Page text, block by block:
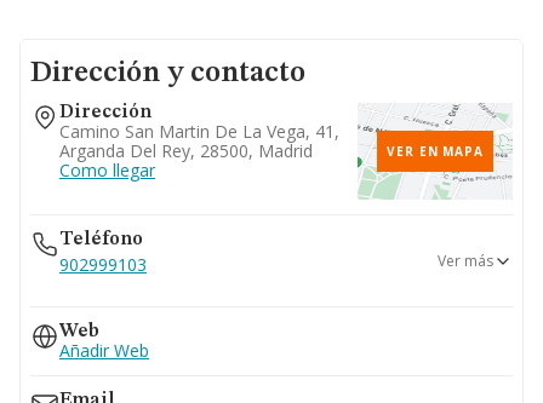
Dirección y contacto
Dirección
Camino San Martin De La Vega, 41,
Arganda Del Rey, 28500, Madrid
Como llegar
VER EN MAPA
Teléfono
902999103
918701499
Ver más
Web
Añadir Web